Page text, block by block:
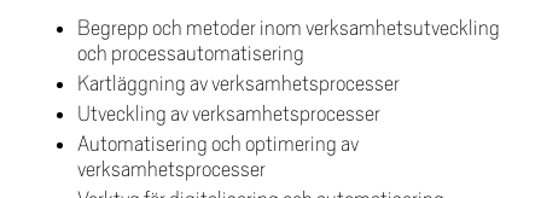
Begrepp och metoder inom verksamhetsutveckling
och processautomatisering
Kartläggning av verksamhetsprocesser
Utveckling av verksamhetsprocesser
Automatisering och optimering av
verksamhetsprocesser